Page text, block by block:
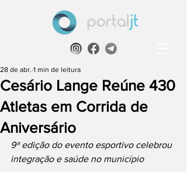
Cesário Lange Reúne 430
Atletas em Corrida de
Aniversário
28 de abr. 1 min de leitura
9ª edição do evento esportivo celebrou
integração e saúde no município